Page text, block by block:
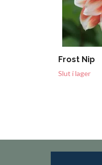
Frost Nip
Slut i lager